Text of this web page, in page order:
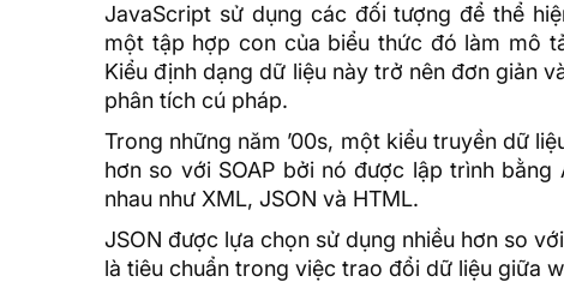
JavaScript sử dụng các đối tượng để thể
một tập hợp con của biểu thức đó làm mô
Kiểu định dạng dữ liệu này trở nên đơn giản
phân tích cú pháp.
Trong những năm ’00s, một kiểu truyền dữ
hơn so với SOAP bởi nó được lập trình bằng
nhau như XML, JSON và HTML.
JSON được lựa chọn sử dụng nhiều hơn so
là tiêu chuẩn trong việc trao đổi dữ liệu giữa